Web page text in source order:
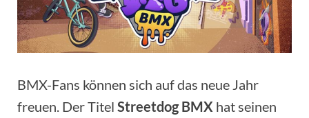
BMX-Fans können sich auf das neue Jahr
freuen. Der Titel Streetdog BMX hat seinen